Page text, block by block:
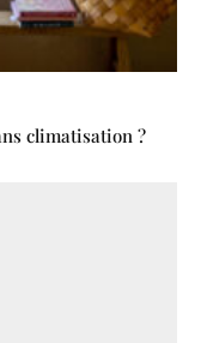
climatisation ?